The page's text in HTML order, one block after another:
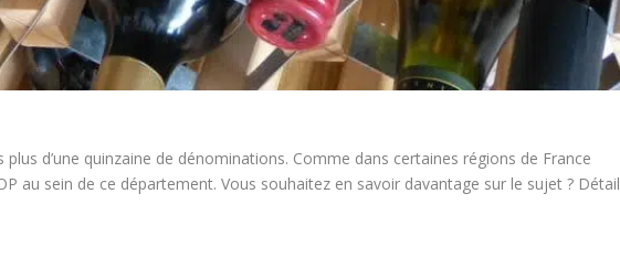
d’une quinzaine de dénominations. Comme dans certaines régions de France
au sein de ce département. Vous souhaitez en savoir davantage sur le sujet ?